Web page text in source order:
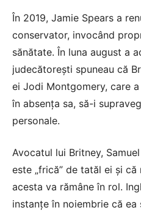
În 2019, Jamie Spears a
conservator, invocând
sănătate. În luna august a
judecătorești spuneau că
ei Jodi Montgomery, care
în absența sa, să-i
personale.
Avocatul lui Britney,
este „frică” de tatăl ei și
acesta va rămâne în rol.
instanțe în noiembrie că